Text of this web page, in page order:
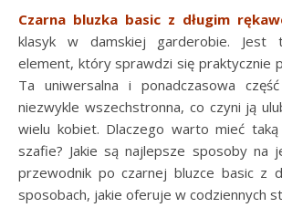
Czarna bluzka basic z długim
klasyk w damskiej garderobie. Jest
element, który sprawdzi się praktycznie
Ta uniwersalna i ponadczasowa
niezwykle wszechstronna, co czyni ją
wielu kobiet. Dlaczego warto mieć
szafie? Jakie są najlepsze sposoby na
przewodnik po czarnej bluzce basic z
sposobach, jakie oferuje w codziennych